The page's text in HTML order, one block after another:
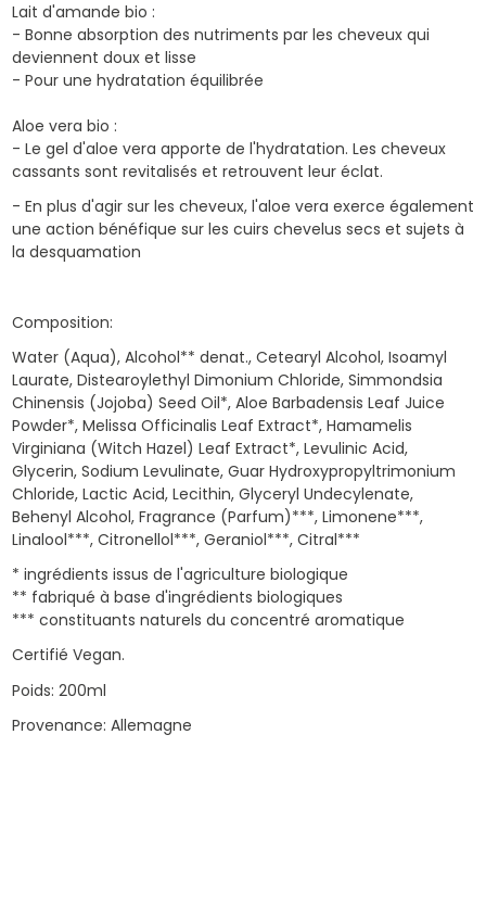
Lait d'amande bio :
- Bonne absorption des nutriments par les cheveux qui
deviennent doux et lisse
- Pour une hydratation équilibrée
Aloe vera bio :
- Le gel d'aloe vera apporte de l'hydratation. Les cheveux
cassants sont revitalisés et retrouvent leur éclat.
- En plus d'agir sur les cheveux, l'aloe vera exerce également
une action bénéfique sur les cuirs chevelus secs et sujets à
la desquamation
Composition:
Water (Aqua), Alcohol** denat., Cetearyl Alcohol, Isoamyl
Laurate, Distearoylethyl Dimonium Chloride, Simmondsia
Chinensis (Jojoba) Seed Oil*, Aloe Barbadensis Leaf Juice
Powder*, Melissa Officinalis Leaf Extract*, Hamamelis
Virginiana (Witch Hazel) Leaf Extract*, Levulinic Acid,
Glycerin, Sodium Levulinate, Guar Hydroxypropyltrimonium
Chloride, Lactic Acid, Lecithin, Glyceryl Undecylenate,
Behenyl Alcohol, Fragrance (Parfum)***, Limonene***,
Linalool***, Citronellol***, Geraniol***, Citral***
* ingrédients issus de l'agriculture biologique
** fabriqué à base d'ingrédients biologiques
*** constituants naturels du concentré aromatique
Certifié Vegan.
Poids: 200ml
Provenance: Allemagne